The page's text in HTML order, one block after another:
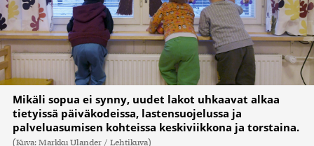
Mikäli sopua ei synny, uudet lakot uhkaavat alkaa
tietyissä päiväkodeissa, lastensuojelussa ja
palveluasumisen kohteissa keskiviikkona ja torstaina.
(Kuva: Markku Ulander / Lehtikuva)